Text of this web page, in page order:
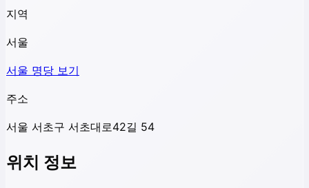
지역
서울
서울 명당 보기
주소
서울 서초구 서초대로42길 54
위치 정보